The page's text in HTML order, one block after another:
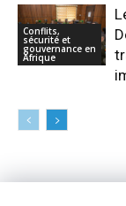
Conflits,
sécurité et
gouvernance en
Afrique